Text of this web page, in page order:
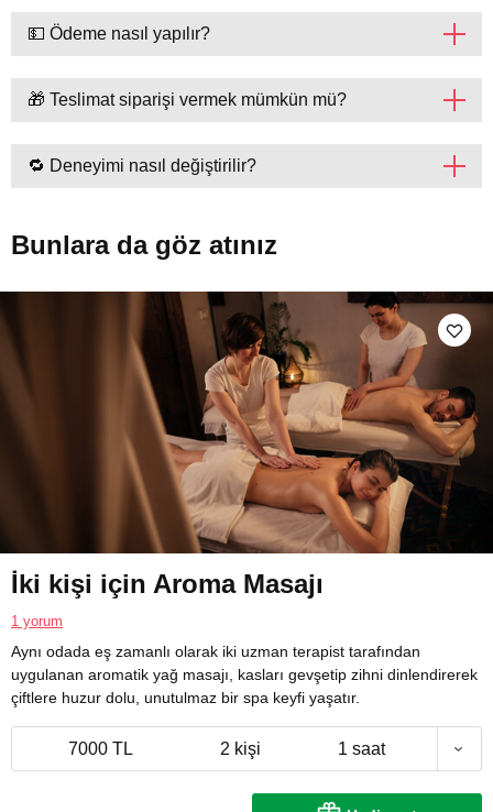
💵 Ödeme nasıl yapılır?
🎁 Teslimat siparişi vermek mümkün mü?
🔁 Deneyimi nasıl değiştirilir?
Bunlara da göz atınız
İki kişi için Aroma Masajı
1 yorum
Aynı odada eş zamanlı olarak iki uzman terapist tarafından
uygulanan aromatik yağ masajı, kasları gevşetip zihni dinlendirerek
çiftlere huzur dolu, unutulmaz bir spa keyfi yaşatır.
7000 TL 2 kişi 1 saat